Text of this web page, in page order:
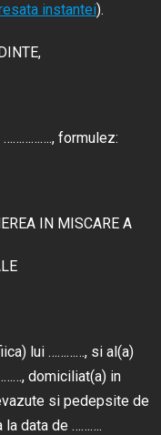
instantei).
……………., formulez:
IN MISCARE A
lui …………, si al(a)
domiciliat(a) in
si pedepsite de
la data de ……….